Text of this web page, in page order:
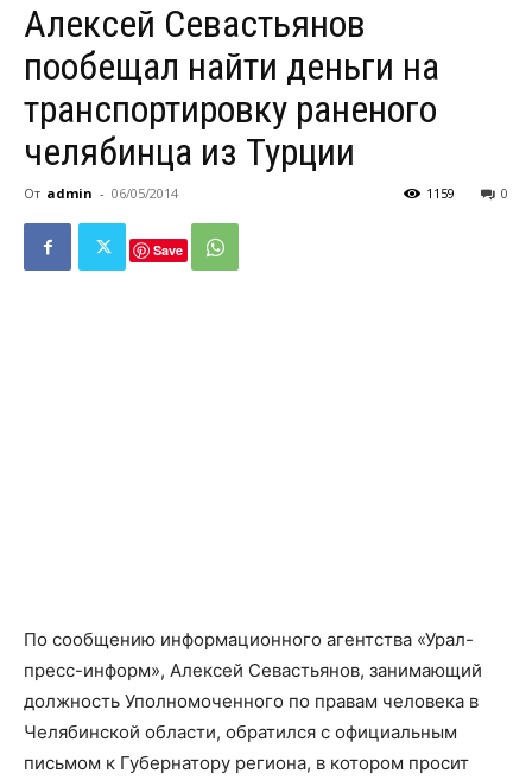
Алексей Севастьянов
пообещал найти деньги на
транспортировку раненого
челябинца из Турции
От admin - 06/05/2014 0
1159
Save
По сообщению информационного агентства «Урал-
пресс-информ», Алексей Севастьянов, занимающий
должность Уполномоченного по правам человека в
Челябинской области, обратился с официальным
письмом к Губернатору региона, в котором просит